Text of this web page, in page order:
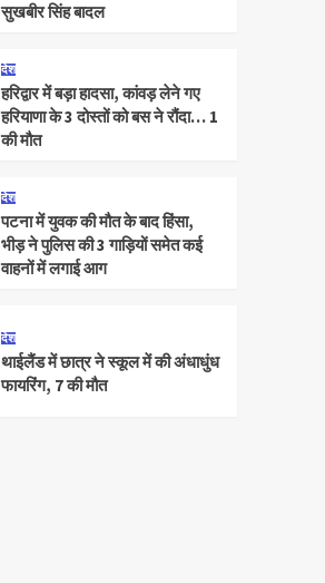
सुखबीर सिंह बादल
देश
हरिद्वार में बड़ा हादसा, कांवड़ लेने गए
हरियाणा के 3 दोस्तों को बस ने रौंदा… 1
की मौत
देश
पटना में युवक की मौत के बाद हिंसा,
भीड़ ने पुलिस की 3 गाड़ियों समेत कई
वाहनों में लगाई आग
देश
थाईलैंड में छात्र ने स्कूल में की अंधाधुंध
फायरिंग, 7 की मौत